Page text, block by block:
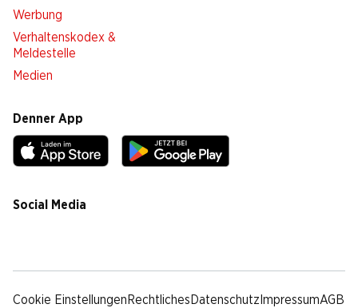
Werbung
Verhaltenskodex &
Meldestelle
Medien
Denner App
Social Media
Cookie Einstellungen Rechtliches Datenschutz ImpressumAGB